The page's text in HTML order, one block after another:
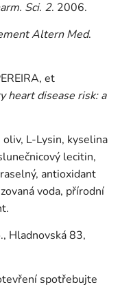
Sci. 2. 2006.
Altern Med.
et
heart disease risk: a
L-Lysin, kyselina
lecitin,
antioxidant
voda, přírodní
Hladnovská 83,
spotřebujte